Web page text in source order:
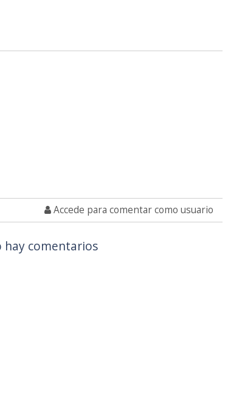
Accede para comentar como usuario
hay comentarios